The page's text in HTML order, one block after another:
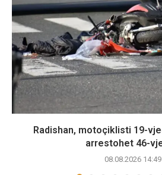
Radishan, motoçiklisti 19-
arrestohet 46-
08.08.2026 14:49